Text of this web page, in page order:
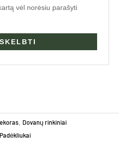
vėl norėsiu parašyti
, Dovanų rinkiniai
Padėkliukai